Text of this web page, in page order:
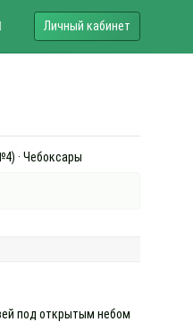
Личный кабинет
· Чебоксары
под открытым небом